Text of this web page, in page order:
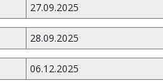
27.09.2025
28.09.2025
06.12.2025